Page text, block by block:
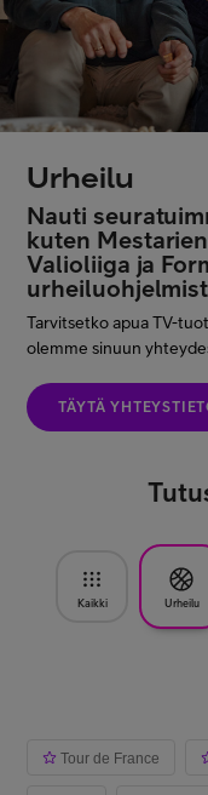
Asiakastuki
Minun Telia
Urheilu
Nauti
kuten
Valioliiga ja
Tarvitsetko apua TV-
olemme sinuun
TÄYTÄ
Kaikki Urheilu
Tour de France